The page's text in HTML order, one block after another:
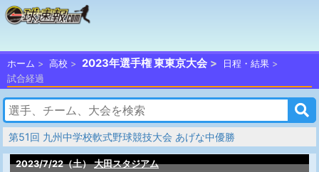
ホーム 高校 2023年選手権 東東京大会
日程・結果
試合経過
第51回 九州中学校軟式野球競技大会 あげな中優勝
2023/7/22（土） 大田スタジアム